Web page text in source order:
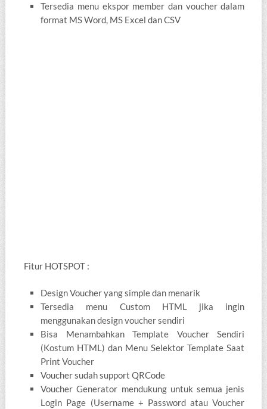
Tersedia menu ekspor member dan voucher dalam
format MS Word, MS Excel dan CSV
Fitur HOTSPOT :
Design Voucher yang simple dan menarik
Tersedia menu Custom HTML jika ingin
menggunakan design voucher sendiri
Bisa Menambahkan Template Voucher Sendiri
(Kostum HTML) dan Menu Selektor Template Saat
Print Voucher
Voucher sudah support QRCode
Voucher Generator mendukung untuk semua jenis
Login Page (Username + Password atau Voucher